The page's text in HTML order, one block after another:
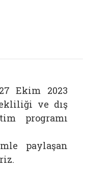
Ekim 2023
ve dış
programı
paylaşan